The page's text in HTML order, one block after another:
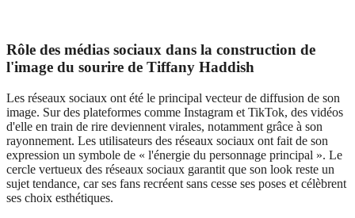
Rôle des médias sociaux dans la construction de
l'image du sourire de Tiffany Haddish
Les réseaux sociaux ont été le principal vecteur de diffusion de son
image. Sur des plateformes comme Instagram et TikTok, des vidéos
d'elle en train de rire deviennent virales, notamment grâce à son
rayonnement. Les utilisateurs des réseaux sociaux ont fait de son
expression un symbole de « l'énergie du personnage principal ». Le
cercle vertueux des réseaux sociaux garantit que son look reste un
sujet tendance, car ses fans recréent sans cesse ses poses et célèbrent
ses choix esthétiques.